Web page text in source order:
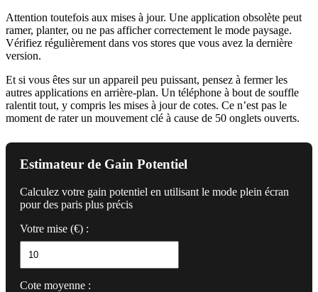
Attention toutefois aux mises à jour. Une application obsolète peut
ramer, planter, ou ne pas afficher correctement le mode paysage.
Vérifiez régulièrement dans vos stores que vous avez la dernière
version.
Et si vous êtes sur un appareil peu puissant, pensez à fermer les
autres applications en arrière-plan. Un téléphone à bout de souffle
ralentit tout, y compris les mises à jour de cotes. Ce n’est pas le
moment de rater un mouvement clé à cause de 50 onglets ouverts.
Estimateur de Gain Potentiel
Calculez votre gain potentiel en utilisant le mode plein écran
pour des paris plus précis
Votre mise (€) :
Cote moyenne :